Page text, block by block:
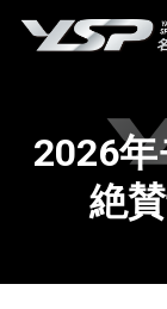
2026年
絶